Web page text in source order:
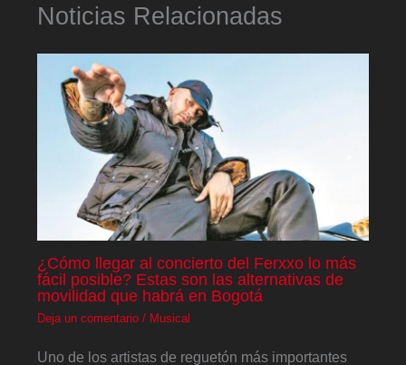
Noticias Relacionadas
¿Cómo llegar al concierto del Ferxxo lo más
fácil posible? Estas son las alternativas de
movilidad que habrá en Bogotá
Deja un comentario / Musical
Uno de los artistas de reguetón más importantes